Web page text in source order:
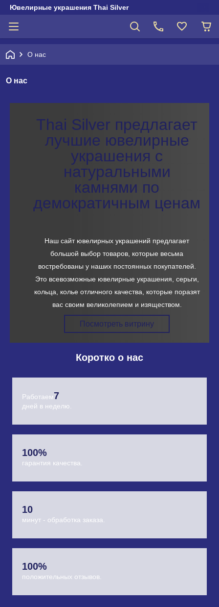
Ювелирные украшения Thai Silver
О нас
О нас
Thai Silver предлагает
лучшие ювелирные
украшения с
натуральными
камнями по
демократичным ценам
Наш сайт ювелирных украшений предлагает
большой выбор товаров, которые весьма
востребованы у наших постоянных покупателей.
Это всевозможные ювелирные украшения, серьги,
кольца, колье отличного качества, которые поразят
вас своим великолепием и изяществом.
Посмотреть витрину
Коротко о нас
Работаем7
дней в неделю.
100%
гарантия качества.
10
минут - обработка заказа.
100%
положительных отзывов.
У нас вы найдете лучшие ювелирные
украшения с камнями.